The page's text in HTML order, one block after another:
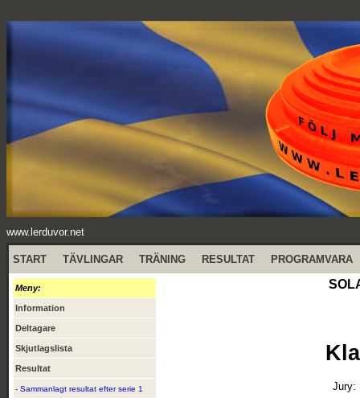
www.lerduvor.net
START TÄVLINGAR TRÄNING RESULTAT PROGRAMVARA
Meny:
Information
Deltagare
Skjutlagslista
Resultat
- Sammanlagt resultat efter serie 1 Jury: